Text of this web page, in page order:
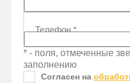
Телефон*
* - поля, отмеченные
заполнению
Согласен на